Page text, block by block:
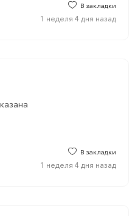
В закладки
1 неделя 4 дня назад
В закладки
1 неделя 4 дня назад